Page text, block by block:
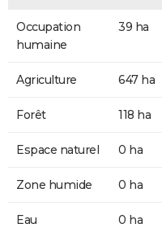
Occupation
humaine
39 ha
Agriculture 647 ha
Forêt 118 ha
Espace naturel 0 ha
Zone humide 0 ha
Eau 0 ha